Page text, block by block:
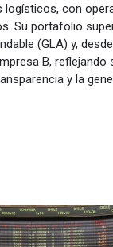
logísticos, con
Su portafolio
(GLA) y,
B,
y la